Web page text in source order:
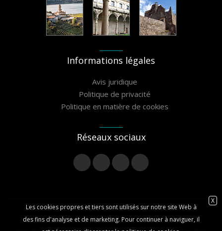
Informations légales
Avis juridique
Politique de privacité
Politique en matière de cookies
Réseaux sociaux
© 2020 Association Camiño Miñoto Ribeiro - Tous droits
X
Les cookies propres et tiers sont utilisés sur notre site Web à
des fins d'analyse et de marketing. Pour continuer à naviguer, il